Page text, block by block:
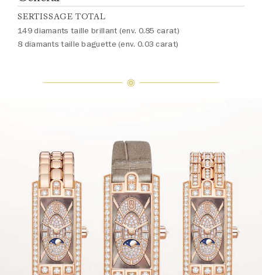
SERTISSAGE TOTAL
149 diamants taille brillant (env. 0.85 carat)
8 diamants taille baguette (env. 0.03 carat)